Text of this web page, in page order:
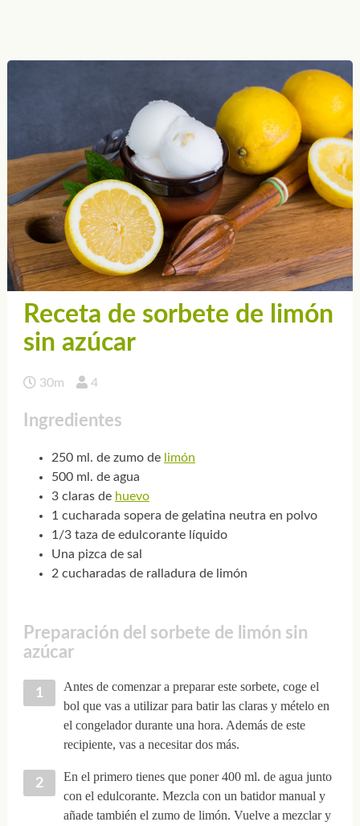
Receta de sorbete de limón
sin azúcar
30m 4
Ingredientes
250 ml. de zumo de limón
500 ml. de agua
3 claras de huevo
1 cucharada sopera de gelatina neutra en polvo
1/3 taza de edulcorante líquido
Una pizca de sal
2 cucharadas de ralladura de limón
Preparación del sorbete de limón sin
azúcar
Antes de comenzar a preparar este sorbete, coge el
bol que vas a utilizar para batir las claras y mételo en
el congelador durante una hora. Además de este
recipiente, vas a necesitar dos más.
En el primero tienes que poner 400 ml. de agua junto
con el edulcorante. Mezcla con un batidor manual y
añade también el zumo de limón. Vuelve a mezclar y